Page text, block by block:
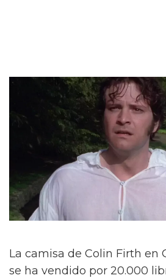
La camisa de Colin Firth en
se ha vendido por 20.000